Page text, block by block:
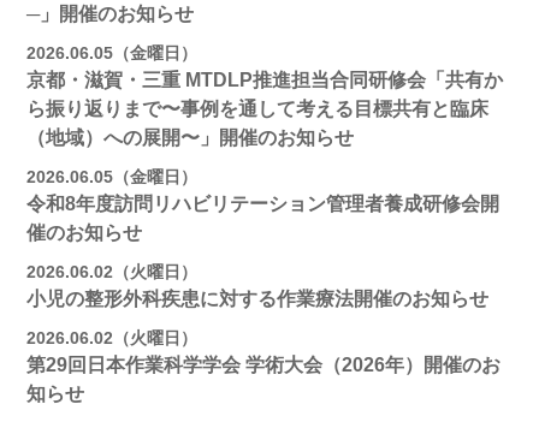
─」開催のお知らせ
2026.06.05（金曜日）
京都・滋賀・三重 MTDLP推進担当合同研修会「共有か
ら振り返りまで〜事例を通して考える目標共有と臨床
（地域）への展開〜」開催のお知らせ
2026.06.05（金曜日）
令和8年度訪問リハビリテーション管理者養成研修会開
催のお知らせ
2026.06.02（火曜日）
小児の整形外科疾患に対する作業療法開催のお知らせ
2026.06.02（火曜日）
第29回日本作業科学学会 学術大会（2026年）開催のお
知らせ